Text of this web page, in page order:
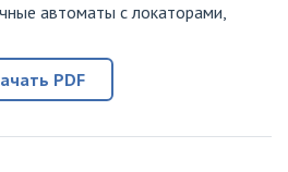
автоматы с локаторами,
PDF